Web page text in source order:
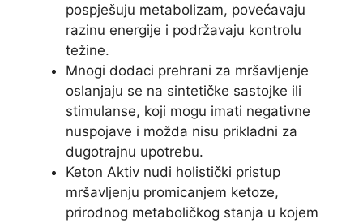
pospješuju metabolizam, povećavaju
razinu energije i podržavaju kontrolu
težine.
Mnogi dodaci prehrani za mršavljenje
oslanjaju se na sintetičke sastojke ili
stimulanse, koji mogu imati negativne
nuspojave i možda nisu prikladni za
dugotrajnu upotrebu.
Keton Aktiv nudi holistički pristup
mršavljenju promicanjem ketoze,
prirodnog metaboličkog stanja u kojem